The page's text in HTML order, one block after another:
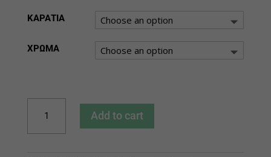
ΚΑΡΑΤΙΑ
ΧΡΩΜΑ
Κωνσταντινάτο
quantity
Add to cart